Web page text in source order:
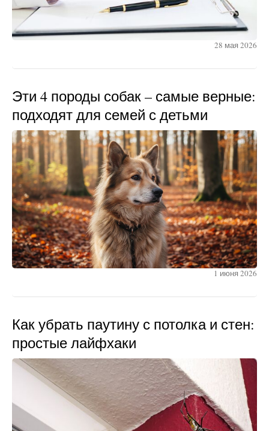
28 мая 2026
Эти 4 породы собак – самые верные:
подходят для семей с детьми
1 июня 2026
Как убрать паутину с потолка и стен:
простые лайфхаки